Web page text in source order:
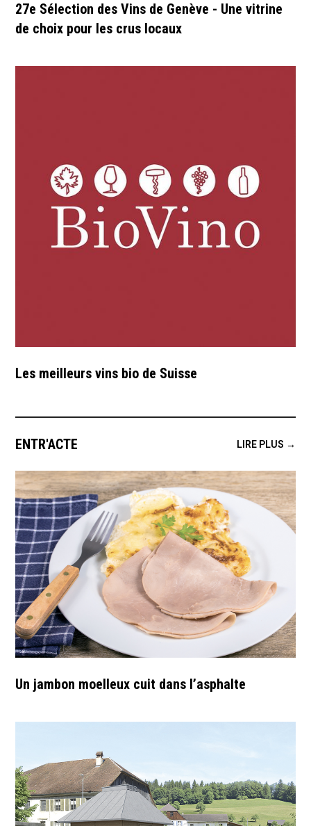
27e Sélection des Vins de Genève - Une vitrine
de choix pour les crus locaux
Les meilleurs vins bio de Suisse
ENTR'ACTE LIRE PLUS →
Un jambon moelleux cuit dans l’asphalte